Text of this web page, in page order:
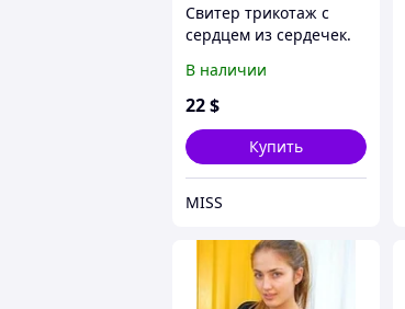
Свитер трикотаж с
сердцем из сердечек.
В наличии
22$
Купить
MISS